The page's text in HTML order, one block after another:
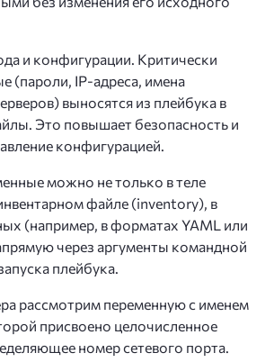
и конфигурации. Критически
(пароли, IP-адреса, имена
выносятся из плейбука в
Это повышает безопасность и
конфигурацией.
можно не только в теле
файле (inventory), в
(например, в форматах YAML или
через аргументы командной
плейбука.
рассмотрим переменную с именем
присвоено целочисленное
номер сетевого порта.